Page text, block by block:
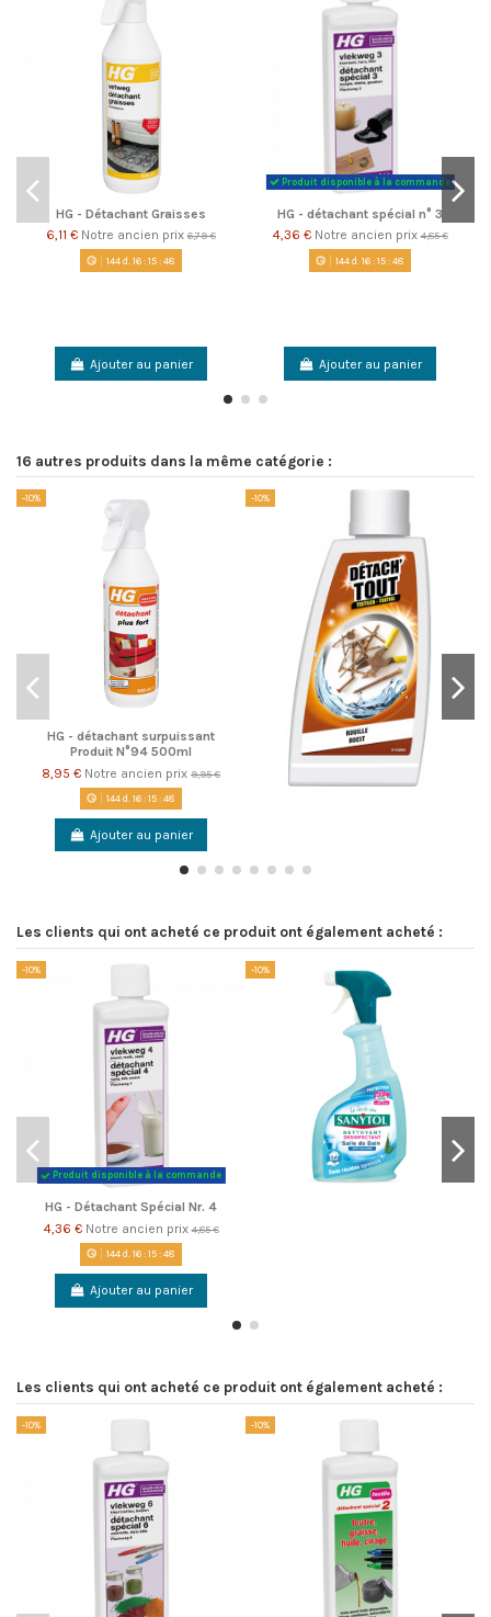
HG - Détachant Graisses
6,11 € Notre ancien prix 6,79 €
144d. 16:15:48
Ajouter au panier
Produit disponible à la commande
HG - détachant spécial n° 3
4,36 € Notre ancien prix4,85 €
144d. 16:15:48
Ajouter au panier
16 autres produits dans la même catégorie :
-10%
HG - détachant surpuissant
Produit N°94 500ml
8,95 € Notre ancien prix 9,95 €
144d. 16:15:48
Ajouter au panier
-10%
Les clients qui ont acheté ce produit ont également acheté :
-10%
Produit disponible à la commande
HG - Détachant Spécial Nr. 4
4,36 € Notre ancien prix4,85 €
144d.16:15:48
Ajouter au panier
-10%
Les clients qui ont acheté ce produit ont également acheté :
-10% -10%